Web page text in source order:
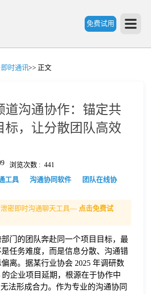
免费试用
即时通讯>> 正文
道沟通协作：锚定共
标，让分散团队高效
浏览次数 : 441
工具 沟通协同软件
团队在线协
密即时沟通聊天工具— 点击免费试
门的团队奔赴同一个项目目标，最
任务难度，而是信息分散、沟通错
离。据某行业协会 2025 年调研数
的企业项目延期，根源在于协作中
法形成合力。作为专业的沟通协同